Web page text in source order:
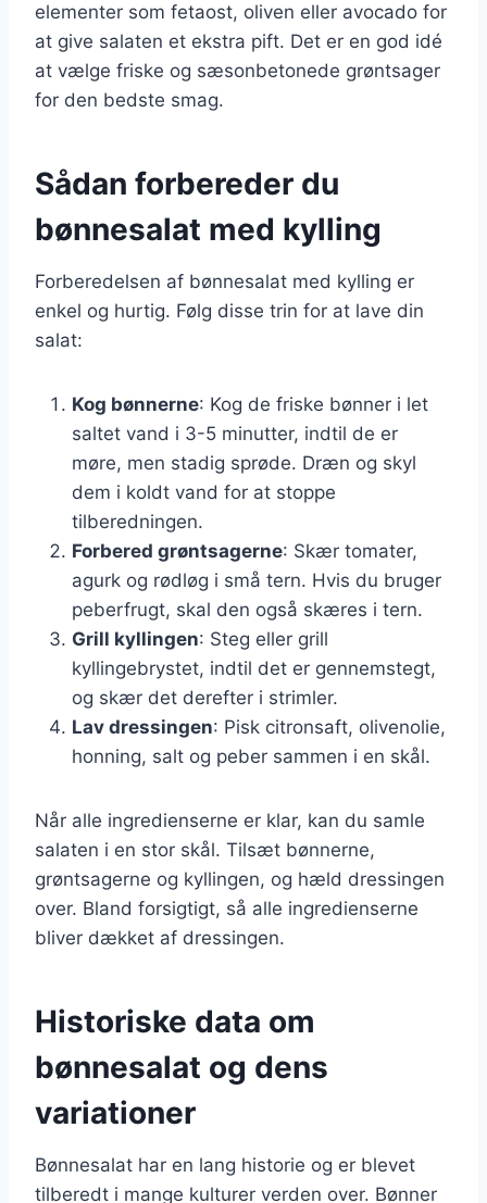
elementer som fetaost, oliven eller avocado for
at give salaten et ekstra pift. Det er en god idé
at vælge friske og sæsonbetonede grøntsager
for den bedste smag.
Sådan forbereder du
bønnesalat med kylling
Forberedelsen af bønnesalat med kylling er
enkel og hurtig. Følg disse trin for at lave din
salat:
Kog bønnerne: Kog de friske bønner i let
saltet vand i 3-5 minutter, indtil de er
møre, men stadig sprøde. Dræn og skyl
dem i koldt vand for at stoppe
tilberedningen.
Forbered grøntsagerne: Skær tomater,
agurk og rødløg i små tern. Hvis du bruger
peberfrugt, skal den også skæres i tern.
Grill kyllingen: Steg eller grill
kyllingebrystet, indtil det er gennemstegt,
og skær det derefter i strimler.
Lav dressingen: Pisk citronsaft, olivenolie,
honning, salt og peber sammen i en skål.
Når alle ingredienserne er klar, kan du samle
salaten i en stor skål. Tilsæt bønnerne,
grøntsagerne og kyllingen, og hæld dressingen
over. Bland forsigtigt, så alle ingredienserne
bliver dækket af dressingen.
Historiske data om
bønnesalat og dens
variationer
Bønnesalat har en lang historie og er blevet
tilberedt i mange kulturer verden over. Bønner